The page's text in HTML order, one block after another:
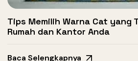
Tips Memilih Warna Cat yang
Rumah dan Kantor Anda
Baca Selengkapnya